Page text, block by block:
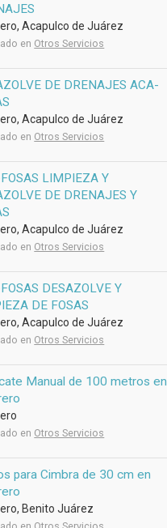
Acapulco de Juárez
en Otros Servicios
DE DRENAJES ACA-
Acapulco de Juárez
en Otros Servicios
LIMPIEZA Y
DE DRENAJES Y
Acapulco de Juárez
en Otros Servicios
DESAZOLVE Y
DE FOSAS
Acapulco de Juárez
en Otros Servicios
Manual de 100 metros en
en Otros Servicios
para Cimbra de 30 cm en
Benito Juárez